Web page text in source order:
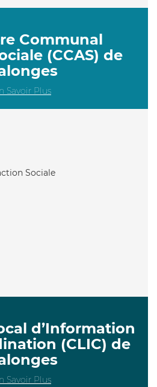
Communal
(CCAS) de
Savoir Plus
Sociale
d’Information
(CLIC) de
Savoir Plus